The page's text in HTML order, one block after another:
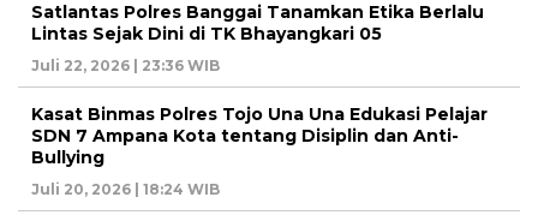
Satlantas Polres Banggai Tanamkan Etika Berlalu
Lintas Sejak Dini di TK Bhayangkari 05
Juli 22, 2026 | 23:36 WIB
Kasat Binmas Polres Tojo Una Una Edukasi Pelajar
SDN 7 Ampana Kota tentang Disiplin dan Anti-
Bullying
Juli 20, 2026 | 18:24 WIB